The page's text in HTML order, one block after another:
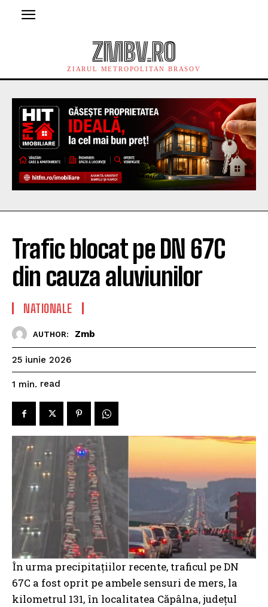
ZMBV.RO
ZIARUL METROPOLITAN BRASOV
Trafic blocat pe DN 67C
din cauza aluviunilor
NATIONALE
AUTHOR: Zmb
25 iunie 2026
1 min. read
În urma precipitațiilor recente, traficul pe DN
67C a fost oprit pe ambele sensuri de mers, la
kilometrul 131, în localitatea Căpâlna, județul